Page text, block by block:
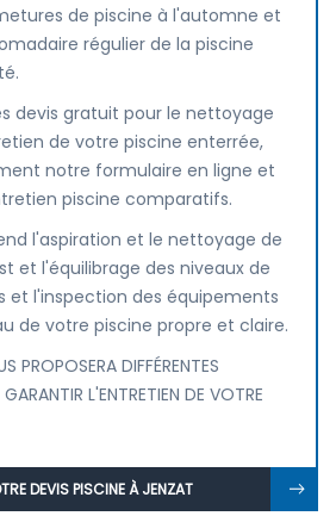
de piscine à l'automne et
régulier de la piscine
devis gratuit pour le nettoyage
de votre piscine enterrée,
notre formulaire en ligne et
piscine comparatifs.
l'aspiration et le nettoyage de
et l'équilibrage des niveaux de
et l'inspection des équipements
de votre piscine propre et claire.
PROPOSERA DIFFÉRENTES
L'ENTRETIEN DE VOTRE
DEVIS PISCINE À JENZAT